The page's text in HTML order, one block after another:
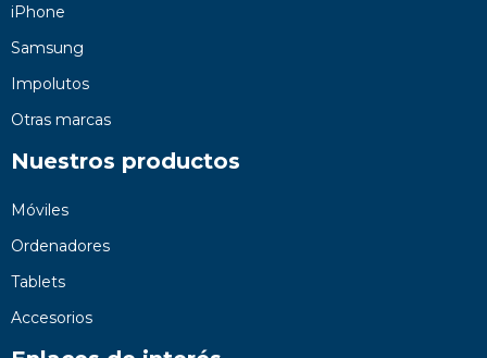
iPhone
Samsung
Impolutos
Otras marcas
Nuestros productos
Móviles
Ordenadores
Tablets
Accesorios